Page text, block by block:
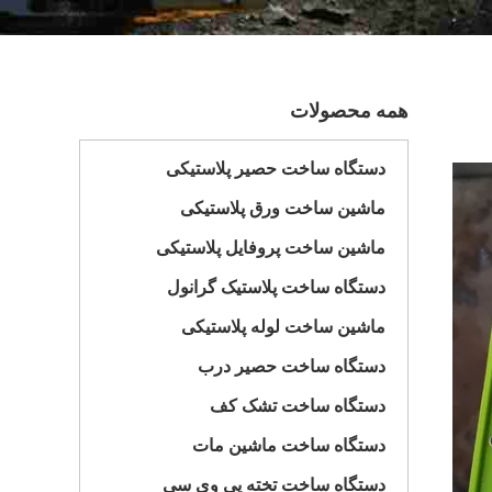
همه محصولات
دستگاه ساخت حصیر پلاستیکی
ماشین ساخت ورق پلاستیکی
ماشین ساخت پروفایل پلاستیکی
دستگاه ساخت پلاستیک گرانول
ماشین ساخت لوله پلاستیکی
دستگاه ساخت حصیر درب
دستگاه ساخت تشک کف
دستگاه ساخت ماشین مات
دستگاه ساخت تخته پی وی سی